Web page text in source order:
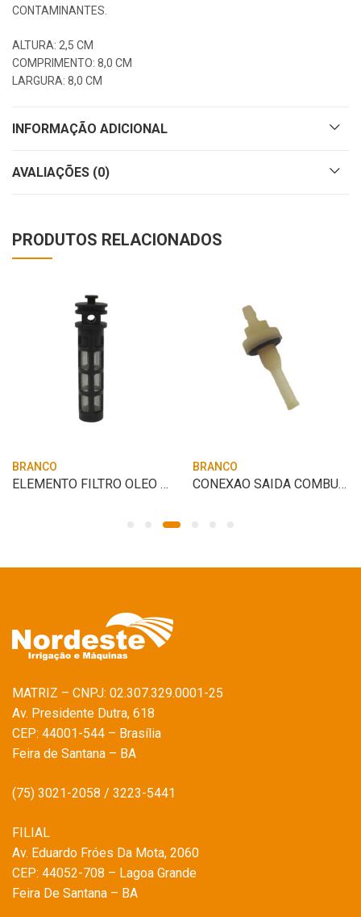
CONTAMINANTES.
ALTURA: 2,5 CM
COMPRIMENTO: 8,0 CM
LARGURA: 8,0 CM
INFORMAÇÃO ADICIONAL
AVALIAÇÕES (0)
PRODUTOS RELACIONADOS
BRANCO
ELEMENTO FILTRO OLEO BRANCO BD-5.0CV
BRANCO
CONEXAO SAIDA COMBUSTIVEL BRANCO
MATRIZ – CNPJ: 02.307.329.0001-25
Av. Presidente Dutra, 618
CEP: 44001-544 – Brasília
Feira de Santana – BA
(75) 3021-2058 / 3223-5441
FILIAL
Av. Eduardo Fróes Da Mota, 2060
CEP: 44052-708 – Lagoa Grande
Feira De Santana – BA